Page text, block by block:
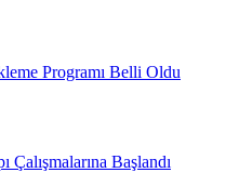
Programı Belli Oldu
Çalışmalarına Başlandı